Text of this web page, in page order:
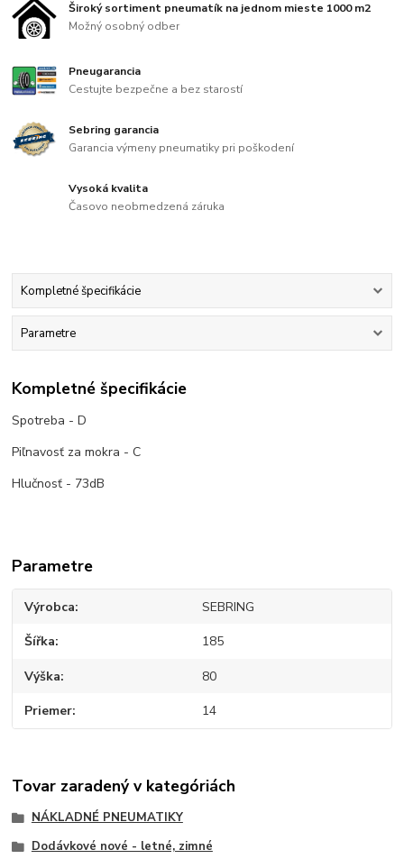
Široký sortiment pneumatík na jednom mieste 1000 m2
Možný osobný odber
Pneugarancia
Cestujte bezpečne a bez starostí
Sebring garancia
Garancia výmeny pneumatiky pri poškodení
Vysoká kvalita
Časovo neobmedzená záruka
Kompletné špecifikácie
Parametre
Kompletné špecifikácie
Spotreba - D
Piľnavosť za mokra - C
Hlučnosť - 73dB
Parametre
Výrobca SEBRING
Šířka 185
Výška 80
Priemer 14
Tovar zaradený v kategóriách
NÁKLADNÉ PNEUMATIKY
Dodávkové nové - letné, zimné